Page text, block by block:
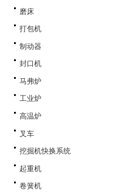
磨床
打包机
制动器
封口机
马弗炉
工业炉
高温炉
叉车
挖掘机快换系统
起重机
卷簧机